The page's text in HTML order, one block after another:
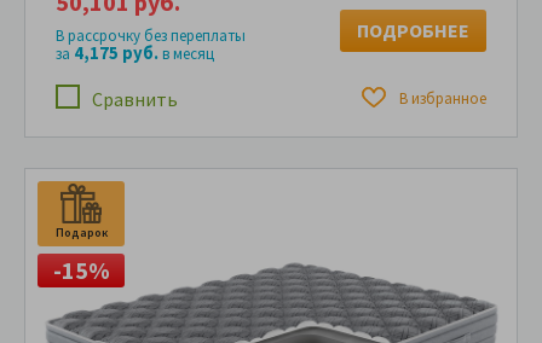
Сравнить В избранное
В рассрочку без переплаты
за 4,175 руб.в месяц
ПОДРОБНЕЕ
Подарок
-15%